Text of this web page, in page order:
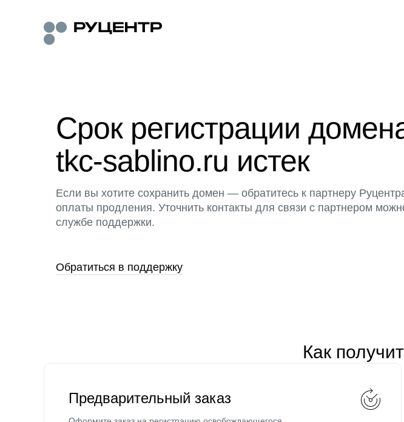
Срок регистрации
tkc-sablino.ru истек
Если вы хотите сохранить домен — обратитесь к партнеру
оплаты продления. Уточнить контакты для связи с партнером
службе поддержки.
Обратиться в поддержку
Как
Предварительный заказ